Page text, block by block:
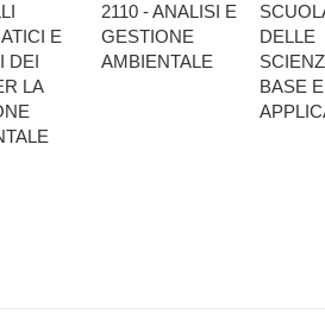
E
DEI
LA
2110 - ANALISI E
GESTIONE
AMBIENTALE
DELLE
BASE E